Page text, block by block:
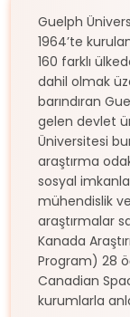
Guelph
1964’te
160 farklı
dahil olmak
barındıran
gelen devlet
Üniversitesi
araştırma
sosyal
mühendislik
araştırmalar
Kanada
Program) 28
Canadian
kurumlarla